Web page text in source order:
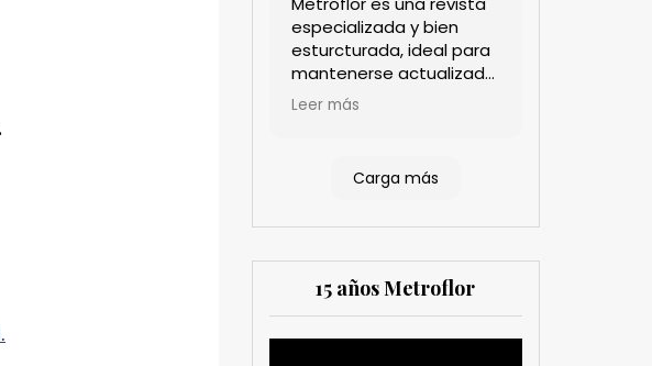
especializada y bien
esturcturada, ideal para
mantenerse actualizado
en el sector floricultor.
estratégica, las
sector así como los
cubrimientos de los
eventos sociales de las
compañías. Es una
Leer más
Carga más
15 años Metroflor